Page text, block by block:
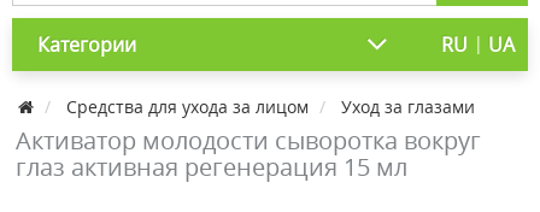
Категории RU | UA
Средства для ухода за лицом Уход за глазами
Активатор молодости сыворотка вокруг
глаз активная регенерация 15 мл